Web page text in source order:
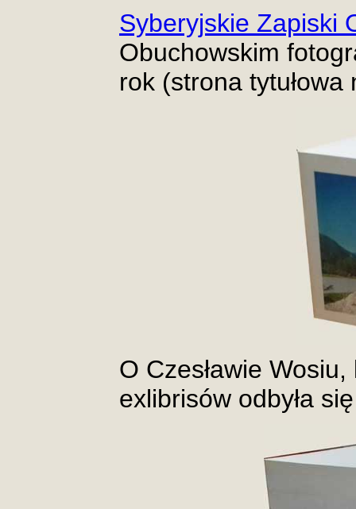
Syberyjskie Zapiski
Obuchowskim
rok (strona tytułowa
O Czesławie
exlibrisów odbyła